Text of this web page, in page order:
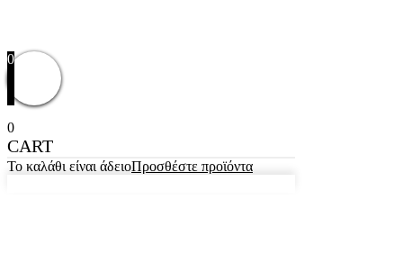
0
0
CART
Το καλάθι είναι άδειοΠροσθέστε προϊόντα